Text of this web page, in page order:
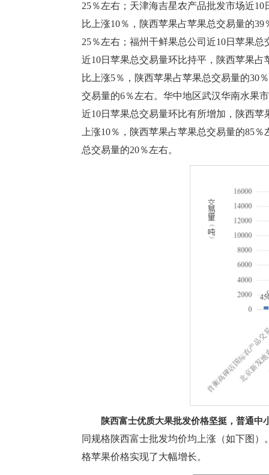
25％左右；天津海吉星农产品批发市场近
比上涨10％，陕西苹果占苹果总交易量的
25％左右；福州干鲜果总公司近10日苹果
近10日苹果总交易量环比持平，陕西苹果
比上涨5％，陕西苹果占苹果总交易量的30
交易量的6％左右。华中地区武汉华南水果
近10日苹果总交易量环比有所增加，陕西
上涨10％，陕西苹果占苹果总交易量的85
总交易量的20％左右。
陕西富士优质大果批发价格坚挺，普通
同规格陕西富士批发均价均上涨（如下图
格苹果价格实现了大幅增长。